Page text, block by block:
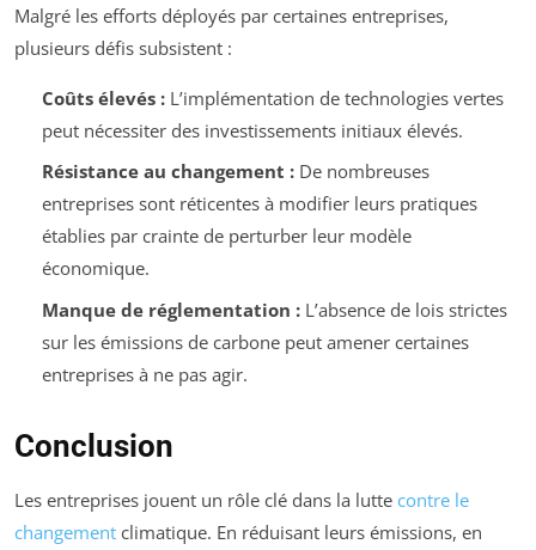
Malgré les efforts déployés par certaines entreprises,
plusieurs défis subsistent :
Coûts élevés :L’implémentation de technologies vertes
peut nécessiter des investissements initiaux élevés.
Résistance au changement :De nombreuses
entreprises sont réticentes à modifier leurs pratiques
établies par crainte de perturber leur modèle
économique.
Manque de réglementation :L’absence de lois strictes
sur les émissions de carbone peut amener certaines
entreprises à ne pas agir.
Conclusion
Les entreprises jouent un rôle clé dans la lutte contre le
changement climatique. En réduisant leurs émissions, en